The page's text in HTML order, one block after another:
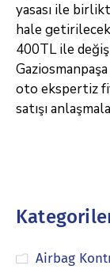
yasası ile
hale
400TL ile
oto ekspertiz
satışı
Airbag